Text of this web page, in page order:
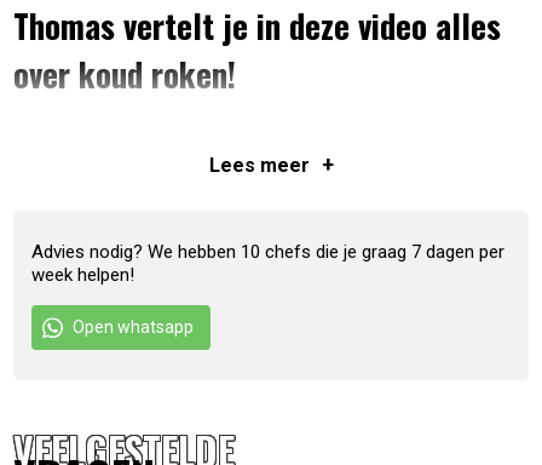
Thomas vertelt je in deze video alles
over koud roken!
Artikelnummer: 7436945997939
Lees meer +
Advies nodig? We hebben 10 chefs die je graag 7 dagen per
week helpen!
Open whatsapp
VEELGESTELDE